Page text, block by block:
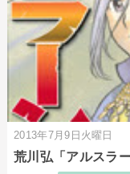
2013年7月9日火曜日
荒川弘「アルスラ